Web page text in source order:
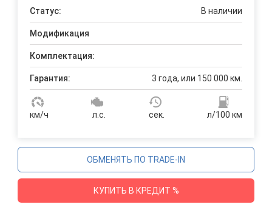
Статус: В наличии
Модификация
Комплектация:
Гарантия: 3 года, или 150 000 км.
км/ч л.с. сек. л/100 км
КУПИТЬ В КРЕДИТ %
ОБМЕНЯТЬ ПО TRADE-IN